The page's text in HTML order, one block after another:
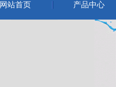
网站首页 产品中心